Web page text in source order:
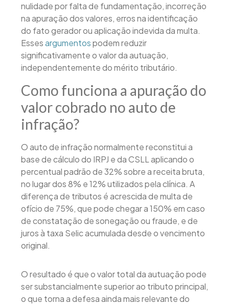
nulidade por falta de fundamentação, incorreção
na apuração dos valores, erros na identificação
do fato gerador ou aplicação indevida da multa.
Essesargumentospodem reduzir
significativamente o valor da autuação,
independentemente do mérito tributário.
Como funciona a apuração do
valor cobrado no auto de
infração?
O auto de infração normalmente reconstitui a
base de cálculo do IRPJ e da CSLL aplicando o
percentual padrão de 32% sobre a receita bruta,
no lugar dos 8% e 12% utilizados pela clínica. A
diferença de tributos é acrescida de multa de
ofício de 75%, que pode chegar a 150% em caso
de constatação de sonegação ou fraude, e de
juros à taxa Selic acumulada desde o vencimento
original.
O resultado é que o valor total da autuação pode
ser substancialmente superior ao tributo principal,
o que torna a defesa ainda mais relevante do